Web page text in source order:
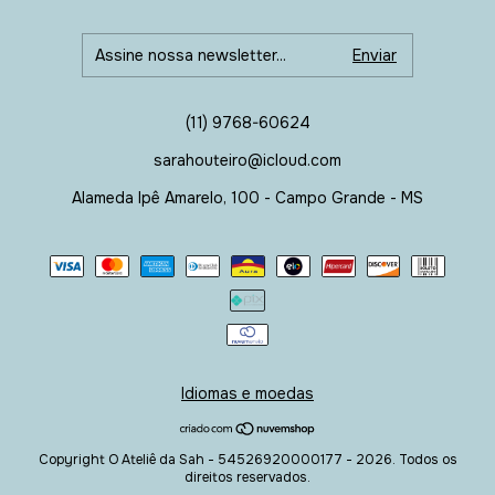
(11) 9768-60624
sarahouteiro@icloud.com
Alameda Ipê Amarelo, 100 - Campo Grande - MS
Idiomas e moedas
Copyright O Ateliê da Sah - 54526920000177 - 2026. Todos os
direitos reservados.